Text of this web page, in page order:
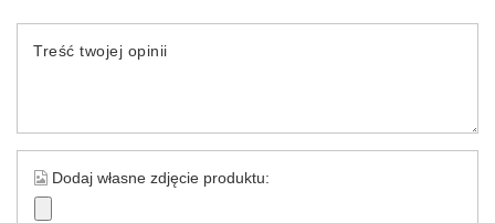
Treść twojej opinii
Dodaj własne zdjęcie produktu: